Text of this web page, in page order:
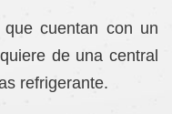
que cuentan con un
de una central
refrigerante.